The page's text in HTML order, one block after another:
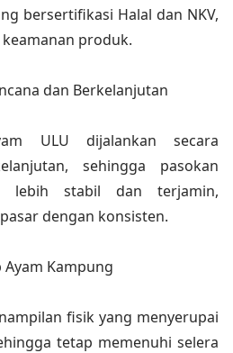
bersertifikasi Halal dan NKV,
produk.
dan Berkelanjutan
ULU dijalankan secara
sehingga pasokan
lebih stabil dan terjamin,
dengan konsisten.
Kampung
fisik yang menyerupai
tetap memenuhi selera